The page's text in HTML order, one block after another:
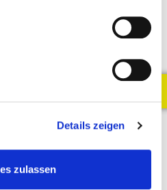
Details zeigen
zulassen
haben,